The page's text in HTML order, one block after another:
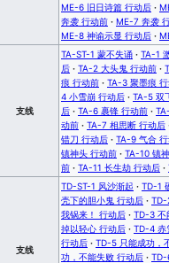
ME-6 旧日诗篇 行动后 ·
奔袭 行动前 · ME-7 奔袭
ME-8 神谕示显 行动后 ·
支线
TA-ST-1 蒙不失诵 · TA-1
后 · TA-2 大头鬼 行动前 ·
痕 行动前 · TA-3 聚墨痕
4 小雪崩 行动后 · TA-5 双
后 · TA-6 裹锋 行动前 ·
动前 · TA-7 相思断 行动后
错刀 行动后 · TA-9 气合
镇神头 行动前 · TA-10 镇
前 · TA-11 长生劫 行动后 ·
支线
TD-ST-1 风沙渐起 · TD-1
壳下的胆小鬼 行动后 · TD-
我锅来！ 行动后 · TD-3 不
掉以轻心 行动后 · TD-4 赤
行动后 · TD-5 只能成功，
功，不能失败 行动后 · TD-